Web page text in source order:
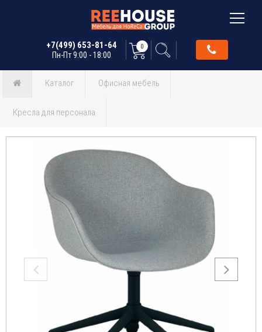
+7(499) 653-81-64
Пн-Пт 9:00 - 18:00
0
Каталог Офисная мебель
Кресла для персонала